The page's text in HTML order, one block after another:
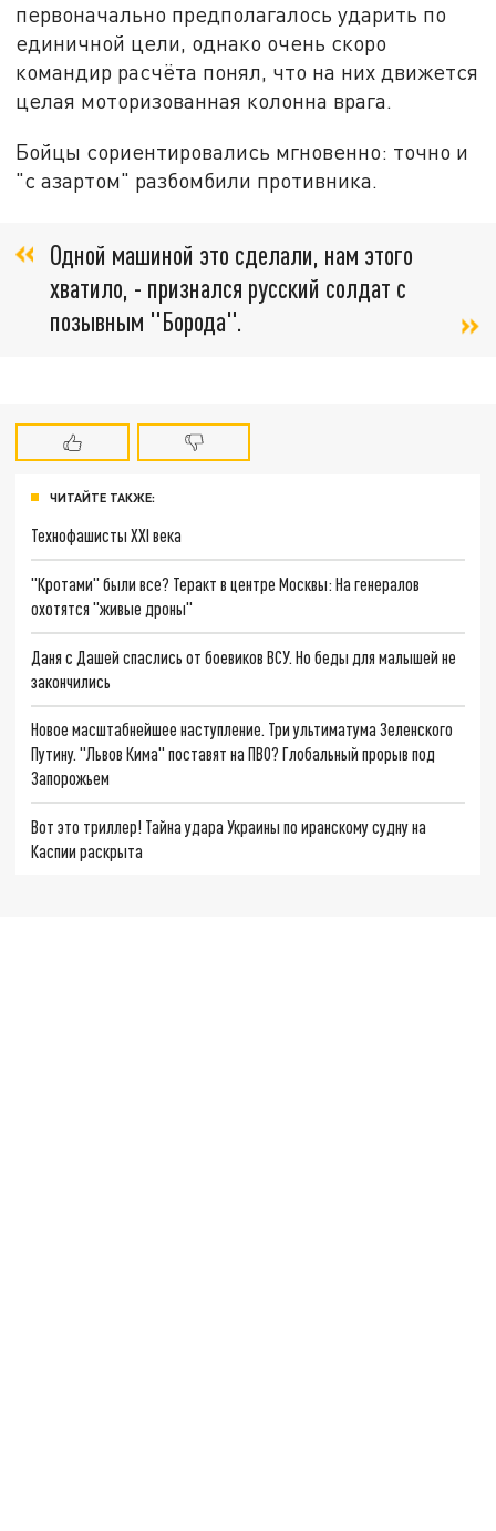
первоначально предполагалось ударить по
единичной цели, однако очень скоро
командир расчёта понял, что на них движется
целая моторизованная колонна врага.
Бойцы сориентировались мгновенно: точно и
"с азартом" разбомбили противника.
Одной машиной это сделали, нам этого
хватило, - признался русский солдат с
позывным "Борода".
ЧИТАЙТЕ ТАКЖЕ:
Технофашисты XXI века
"Кротами" были все? Теракт в центре Москвы: На генералов
охотятся "живые дроны"
Даня с Дашей спаслись от боевиков ВСУ. Но беды для малышей не
закончились
Новое масштабнейшее наступление. Три ультиматума Зеленского
Путину. "Львов Кима" поставят на ПВО? Глобальный прорыв под
Запорожьем
Вот это триллер! Тайна удара Украины по иранскому судну на
Каспии раскрыта